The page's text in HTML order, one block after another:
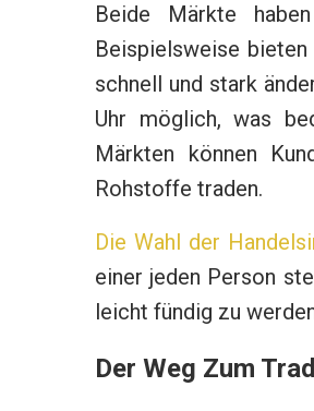
Beide Märkte
Beispielsweise
schnell und stark
Uhr möglich, was
Märkten können
Rohstoffe traden.
Die Wahl der
einer jeden Person
leicht fündig zu
Der Weg Zum